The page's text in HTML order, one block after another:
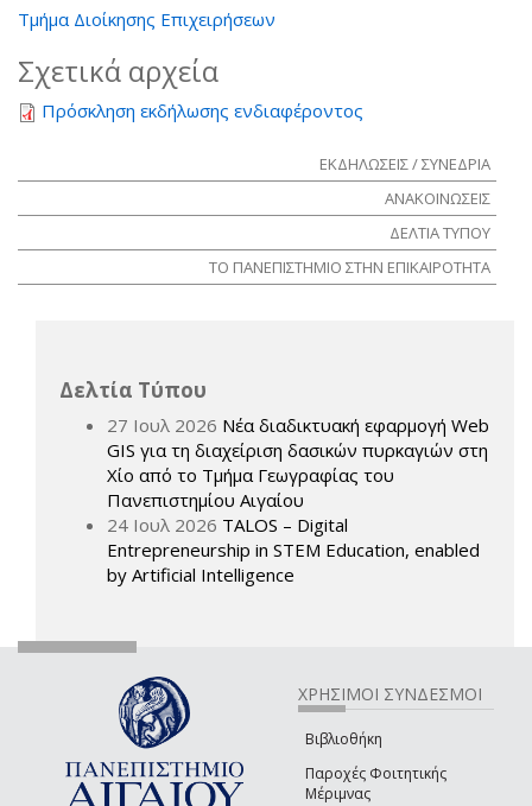
Τμήμα Διοίκησης Επιχειρήσεων
Σχετικά αρχεία
Πρόσκληση εκδήλωσης ενδιαφέροντος
ΕΚΔΗΛΩΣΕΙΣ / ΣΥΝΕΔΡΙΑ
ΑΝΑΚΟΙΝΩΣΕΙΣ
ΔΕΛΤΙΑ ΤΥΠΟΥ
ΤΟ ΠΑΝΕΠΙΣΤΗΜΙΟ ΣΤΗΝ ΕΠΙΚΑΙΡΟΤΗΤΑ
Δελτία Τύπου
27 Ιουλ 2026 Νέα διαδικτυακή εφαρμογή Web
GIS για τη διαχείριση δασικών πυρκαγιών στη
Χίο από το Τμήμα Γεωγραφίας του
Πανεπιστημίου Αιγαίου
24 Ιουλ 2026 TALOS – Digital
Entrepreneurship in STEM Education, enabled
by Artificial Intelligence
ΧΡΗΣΙΜΟΙ ΣΥΝΔΕΣΜΟΙ
Βιβλιοθήκη
Παροχές Φοιτητικής
Μέριμνας